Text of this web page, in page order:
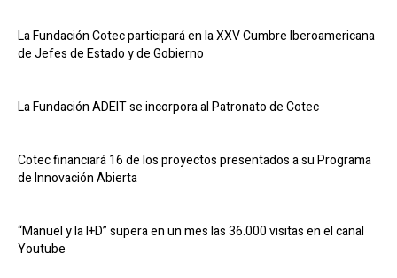
La Fundación Cotec participará en la XXV Cumbre Iberoamericana
de Jefes de Estado y de Gobierno
La Fundación ADEIT se incorpora al Patronato de Cotec
Cotec financiará 16 de los proyectos presentados a su Programa
de Innovación Abierta
“Manuel y la I+D” supera en un mes las 36.000 visitas en el canal
Youtube